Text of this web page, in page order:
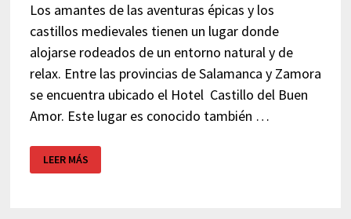
Los amantes de las aventuras épicas y los
castillos medievales tienen un lugar donde
alojarse rodeados de un entorno natural y de
relax. Entre las provincias de Salamanca y Zamora
se encuentra ubicado el Hotel Castillo del Buen
Amor. Este lugar es conocido también …
CASTILLO
DEL
LEER MÁS